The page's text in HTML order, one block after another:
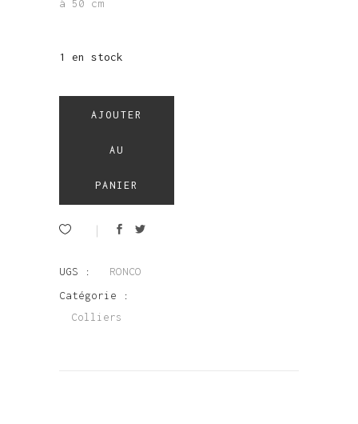
à 50 cm
1 en stock
AJOUTER
AU
PANIER
UGS :
RONCO
Catégorie :
Colliers